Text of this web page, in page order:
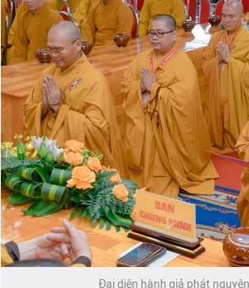
Đại diện hành giả phát